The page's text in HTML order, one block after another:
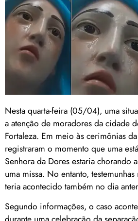
Nesta quarta-feira (05/04), uma
a atenção de moradores da cidade
Fortaleza. Em meio às cerimônias
registraram o momento que uma
Senhora da Dores estaria chorando
uma missa. No entanto,
teria acontecido também no dia
Segundo informações, o caso